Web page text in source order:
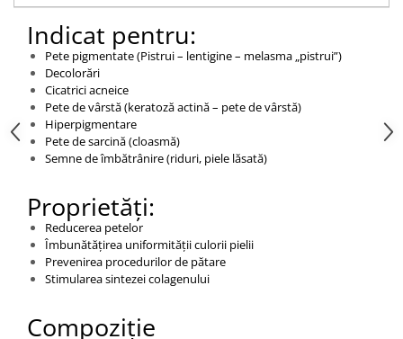
Indicat pentru:
Pete pigmentate (Pistrui – lentigine – melasma „pistrui”)
Decolorări
Cicatrici acneice
Pete de vârstă (keratoză actină – pete de vârstă)
Hiperpigmentare
Pete de sarcină (cloasmă)
Semne de îmbătrânire (riduri, piele lăsată)
Proprietăți:
Reducerea petelor
Îmbunătățirea uniformității culorii pielii
Prevenirea procedurilor de pătare
Stimularea sintezei colagenului
Compoziție